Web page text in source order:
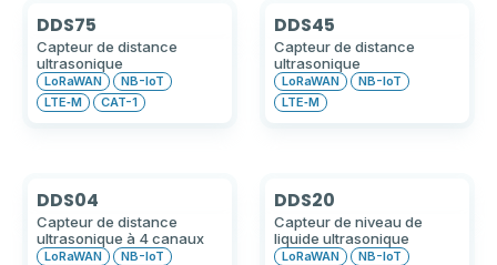
Capteur de distance
ultrasonique
LoRaWAN
NB-IoT
LTE‑M
CAT-1
DDS75
Capteur de distance
ultrasonique
LoRaWAN
NB-IoT
LTE‑M
DDS45
Capteur de distance
ultrasonique à 4 canaux
LoRaWAN
NB-IoT
DDS04
Capteur de niveau de
liquide ultrasonique
LoRaWAN
NB-IoT
DDS20